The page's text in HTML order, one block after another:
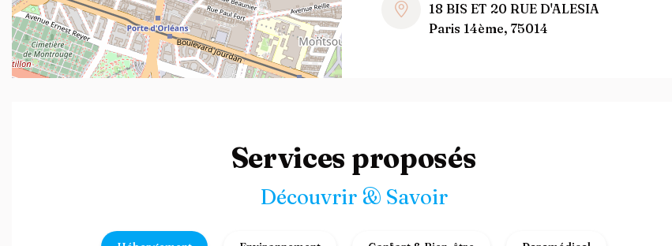
Leaflet| © OpenStreetMapcontributors
18 BIS ET 20 RUE D'ALESIA
Paris 14ème, 75014
Services proposés
Découvrir & Savoir